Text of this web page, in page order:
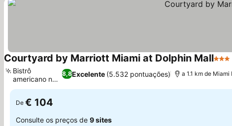
Courtyard by Marriott Miami at Dolphin Mall3
8,8Excelente (5.532 pontuações)
Bistrô
americano no
local
a 1.1 km de
De € 104
Consulte os preços de 9 sites